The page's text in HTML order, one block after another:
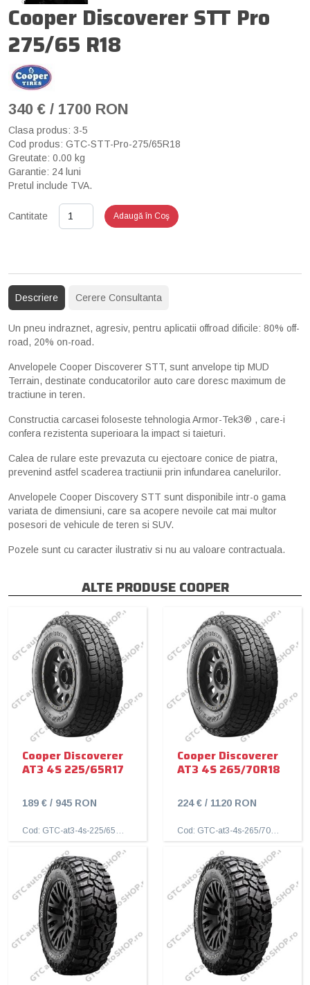
Cooper Discoverer STT Pro
275/65 R18
340 € / 1700 RON
Clasa produs: 3-5
Cod produs: GTC-STT-Pro-275/65R18
Greutate: 0.00 kg
Garantie: 24 luni
Pretul include TVA.
Cantitate Adaugă în Coş
Descriere Cerere Consultanta
Un pneu indraznet, agresiv, pentru aplicatii offroad dificile: 80% off-
road, 20% on-road.
Anvelopele Cooper Discoverer STT, sunt anvelope tip MUD
Terrain, destinate conducatorilor auto care doresc maximum de
tractiune in teren.
Constructia carcasei foloseste tehnologia Armor-Tek3® , care-i
confera rezistenta superioara la impact si taieturi.
Calea de rulare este prevazuta cu ejectoare conice de piatra,
prevenind astfel scaderea tractiunii prin infundarea canelurilor.
Anvelopele Cooper Discovery STT sunt disponibile intr-o gama
variata de dimensiuni, care sa acopere nevoile cat mai multor
posesori de vehicule de teren si SUV.
Pozele sunt cu caracter ilustrativ si nu au valoare contractuala.
ALTE PRODUSE COOPER
Cooper Discoverer
AT3 4S 225/65R17
189 € / 945 RON
Cooper Discoverer
AT3 4S 265/70R18
224 € / 1120 RON